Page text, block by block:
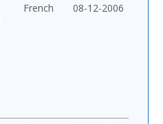
French 08-12-2006